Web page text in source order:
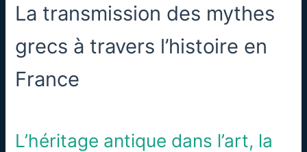
La transmission des mythes
grecs à travers l’histoire en
France
L’héritage antique dans l’art, la